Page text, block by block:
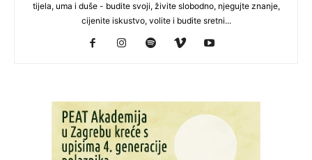
tijela, uma i duše - budite svoji, živite slobodno, njegujte znanje,
cijenite iskustvo, volite i budite sretni...